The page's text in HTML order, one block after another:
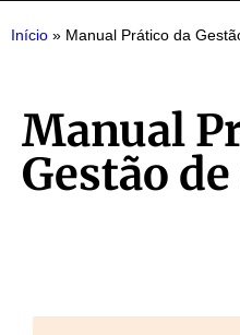
Início » Manual Prático da
Manual
Gestão